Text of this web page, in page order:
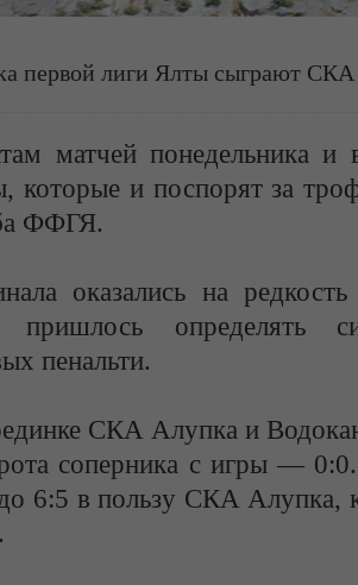
первой лиги Ялты сыграют
матчей понедельника и
которые и поспорят за
ФФГЯ.
оказались на
пришлось определять
пенальти.
СКА Алупка и
соперника с игры —
6:5 в пользу СКА Алупка,